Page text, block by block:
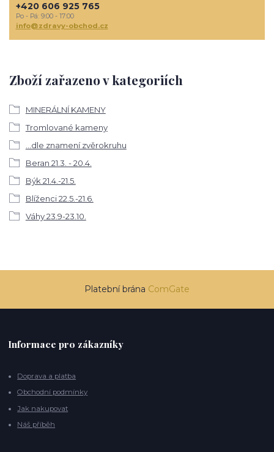
Zboží zařazeno v kategoriích
MINERÁLNÍ KAMENY
Tromlované kameny
...dle znamení zvěrokruhu
Beran 21.3. - 20.4.
Býk 21.4.-21.5.
Blíženci 22.5.-21.6.
Váhy 23.9-23.10.
+420 606 925 765
Po - Pá: 9:00 - 17:00
info@zdravy-obchod.cz
Platební brána ComGate
Informace pro zákazníky
Doprava a platba
Obchodní podmínky
Jak nakupovat
Náš příběh